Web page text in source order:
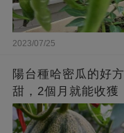
2023/07/25
陽台種哈密瓜的好
甜，2個月就能收獲